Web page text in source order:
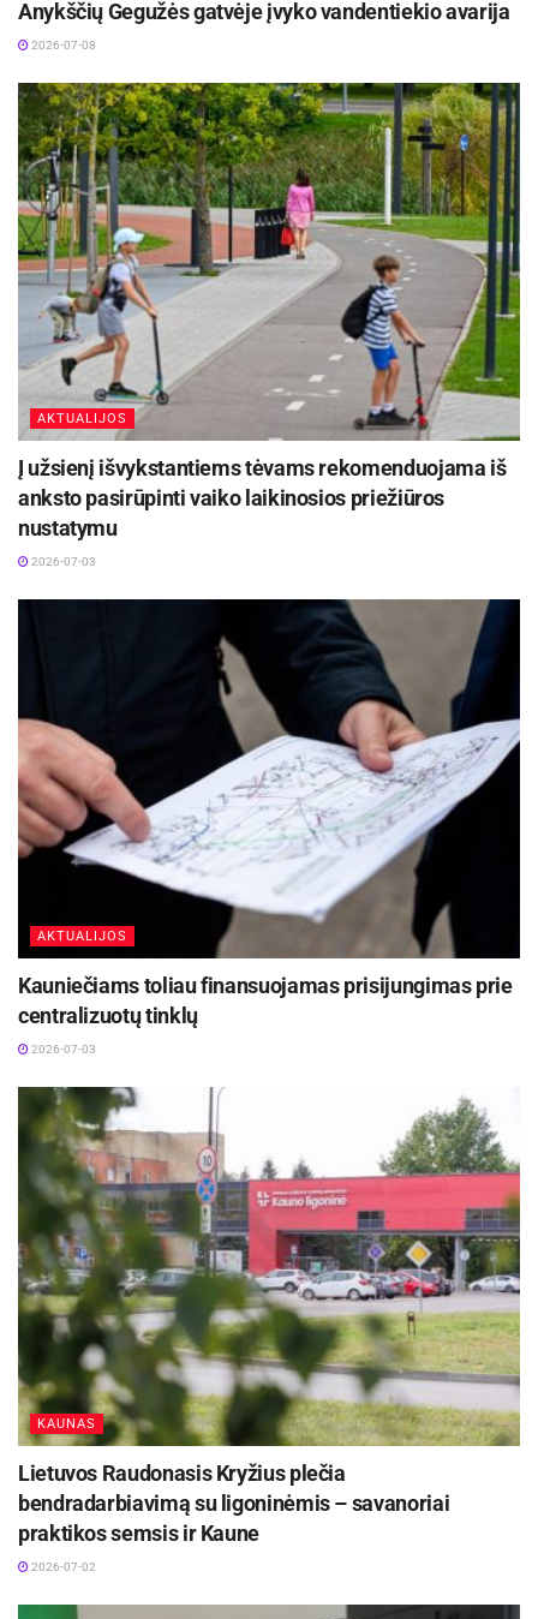
Anykščių Gegužės gatvėje įvyko vandentiekio avarija
2026-07-08
AKTUALIJOS
Į užsienį išvykstantiems tėvams rekomenduojama iš
anksto pasirūpinti vaiko laikinosios priežiūros
nustatymu
2026-07-03
AKTUALIJOS
Kauniečiams toliau finansuojamas prisijungimas prie
centralizuotų tinklų
2026-07-03
KAUNAS
Lietuvos Raudonasis Kryžius plečia
bendradarbiavimą su ligoninėmis – savanoriai
praktikos semsis ir Kaune
2026-07-02